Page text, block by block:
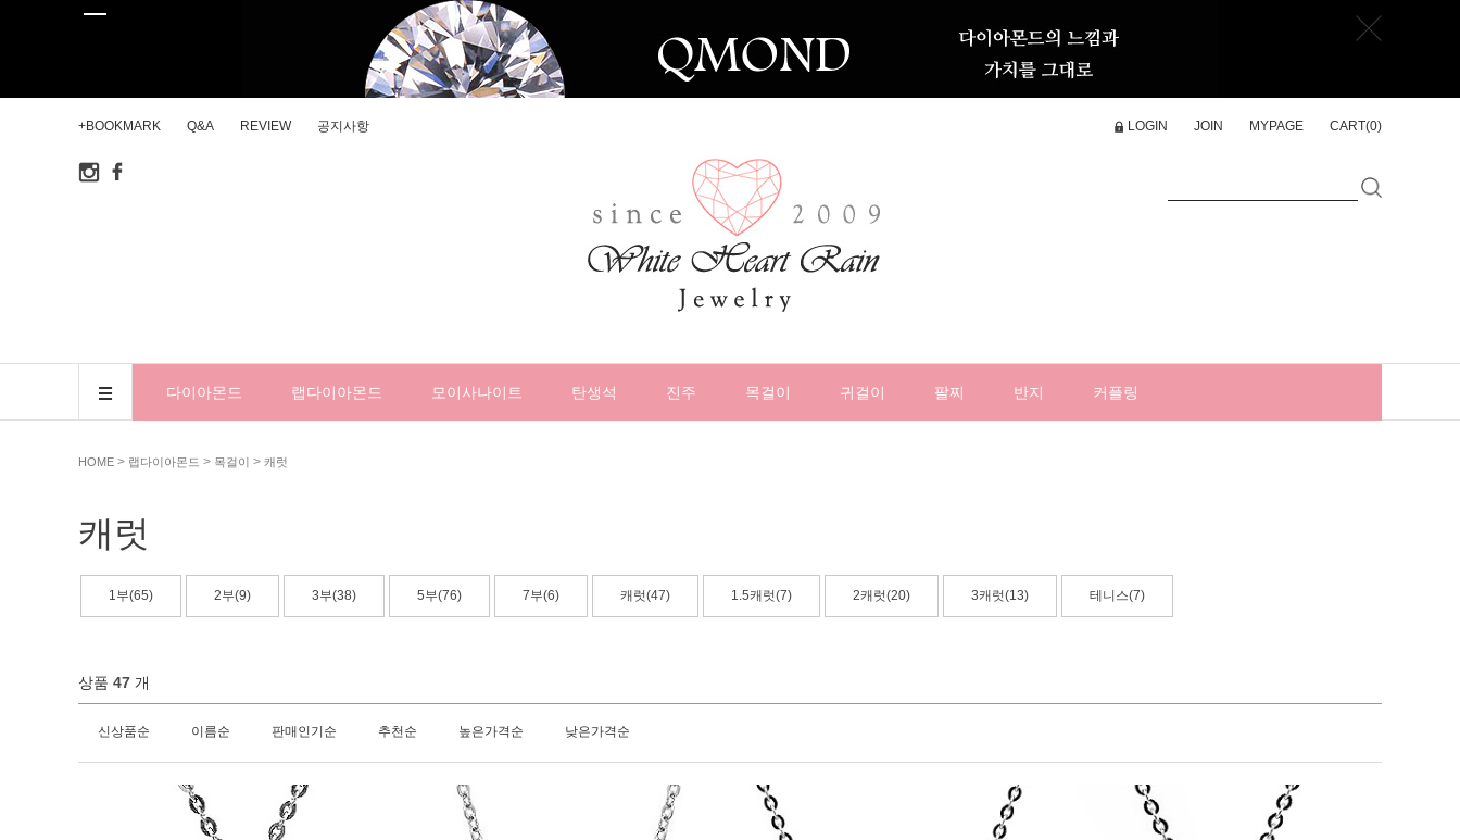
+BOOKMARK Q&A REVIEW 공지사항 LOGIN JOIN MYPAGE CART(0)
다이아몬드 랩다이아몬드 모이사나이트 탄생석 진주 목걸이 귀걸이 팔찌 반지 커플링
HOME > 랩다이아몬드 > 목걸이 > 캐럿
캐럿
1부(65) 2부(9) 3부(38) 5부(76) 7부(6) 캐럿(47) 1.5캐럿(7) 2캐럿(20) 3캐럿(13) 테니스(7)
상품 47 개
신상품순 이름순 판매인기순 추천순 높은가격순 낮은가격순